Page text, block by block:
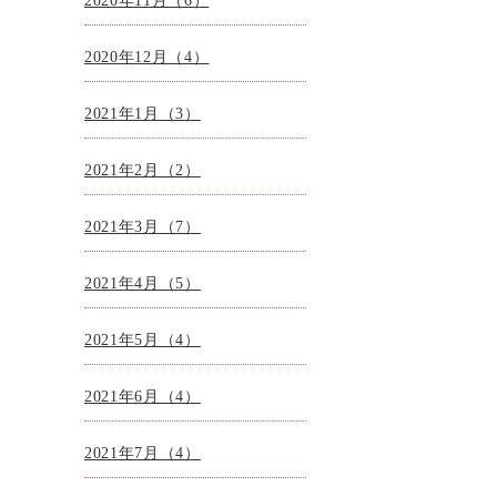
2020年12月（4）
2021年1月（3）
2021年2月（2）
2021年3月（7）
2021年4月（5）
2021年5月（4）
2021年6月（4）
2021年7月（4）